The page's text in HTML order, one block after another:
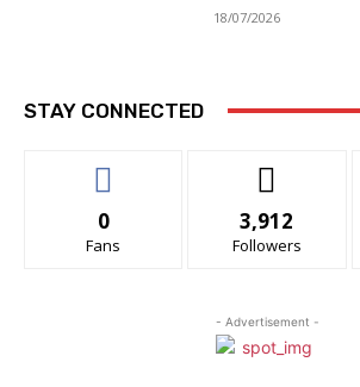
18/07/2026
STAY CONNECTED
0
Fans
3,912
Followers
- Advertisement -